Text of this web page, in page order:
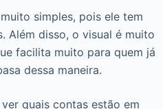
simples, pois ele tem
Além disso, o visual é muito
facilita muito para quem já
dessa maneira.
quais contas estão em